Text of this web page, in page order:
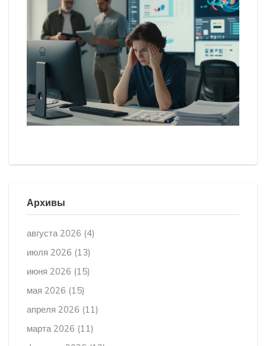
Архивы
августа 2026 (4)
июля 2026 (13)
июня 2026 (15)
мая 2026 (15)
апреля 2026 (11)
марта 2026 (11)